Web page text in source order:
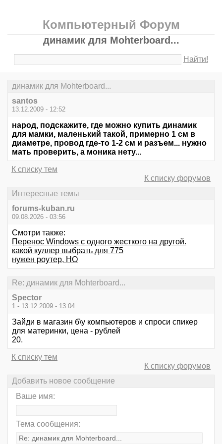
Компьютерный Форум
динамик для Мohterboard...
Найти!
динамик для Мohterboard...
santos
13.12.2009 - 12:52
народ, подскажите, где можно купить динамик
для мамки, маленький такой, примерно 1 см в
диаметре, провод где-то 1-2 см и разъем... нужно
мать проверить, а моника нету...
К списку тем
К списку форумов
Интересные темы
forums-kuban.ru
09.08.2026 - 03:56
Смотри также:
Перенос Windows с одного жесткого на другой.
какой куллер выбрать для 775
нужен роутер, НО
Re: динамик для Мohterboard...
Spector
1 - 13.12.2009 - 13:04
Зайди в магазин б\у компьютеров и спроси спикер
для материнки, цена - рублей
20.
К списку тем
К списку форумов
Добавить новое сообщение
Ваше имя:
Тема сообщения: